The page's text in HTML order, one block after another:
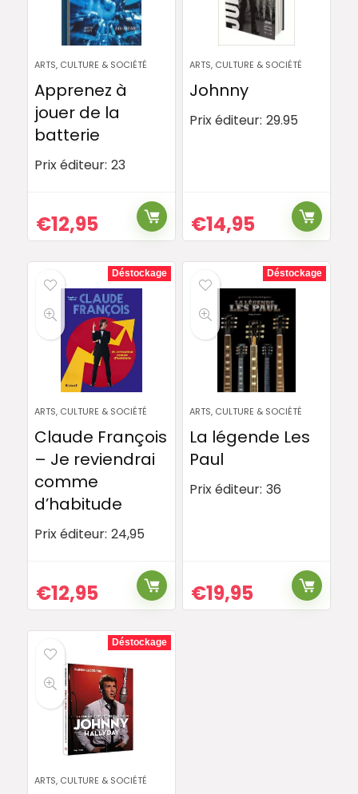
ARTS, CULTURE & SOCIÉTÉ
Apprenez à
jouer de la
batterie
Prix éditeur: 23
€12,95
ARTS, CULTURE & SOCIÉTÉ
Johnny
Prix éditeur: 29.95
€14,95
Déstockage
ARTS, CULTURE & SOCIÉTÉ
Claude François
– Je reviendrai
comme
d’habitude
Prix éditeur: 24,95
€12,95
Déstockage
ARTS, CULTURE & SOCIÉTÉ
La légende Les
Paul
Prix éditeur: 36
€19,95
Déstockage
ARTS, CULTURE & SOCIÉTÉ